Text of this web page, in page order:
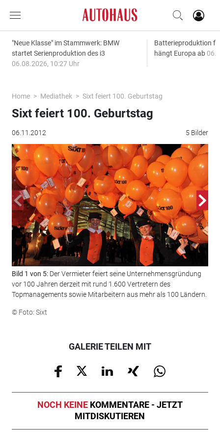
"Neue Klasse" im Stammwerk: BMW
startet Serienproduktion des i3
06.08.2026, 10:27 Uhr
Batterieproduktion
hängt Europa ab
Home Mediathek Sixt feiert 100. Geburtstag
06.11.2012 5 Bilder
Sixt feiert 100. Geburtstag
Bild 1 von 5: Der Vermieter feiert seine Unternehmensgründung
vor 100 Jahren derzeit mit rund 1.600 Vertretern des
Topmanagements sowie Mitarbeitern aus mehr als 100 Ländern.
© Foto: Sixt
GALERIE TEILEN MIT
NOCH KEINE KOMMENTARE - JETZT
MITDISKUTIEREN